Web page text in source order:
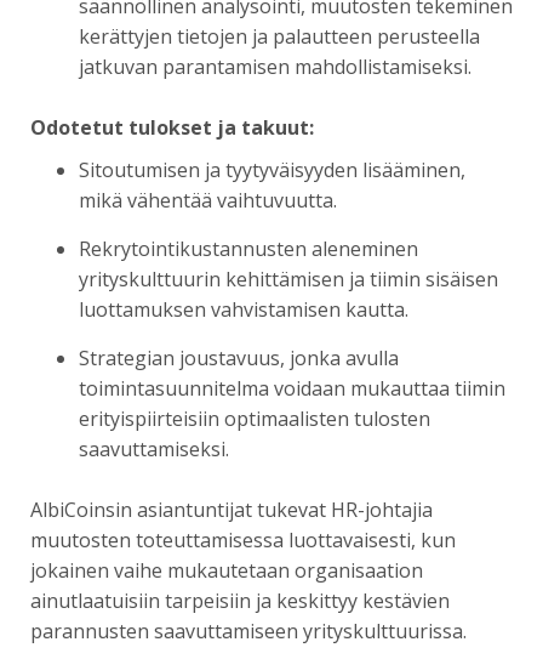
säännöllinen analysointi, muutosten tekeminen
kerättyjen tietojen ja palautteen perusteella
jatkuvan parantamisen mahdollistamiseksi.
Odotetut tulokset ja takuut:
Sitoutumisen ja tyytyväisyyden lisääminen,
mikä vähentää vaihtuvuutta.
Rekrytointikustannusten aleneminen
yrityskulttuurin kehittämisen ja tiimin sisäisen
luottamuksen vahvistamisen kautta.
Strategian joustavuus, jonka avulla
toimintasuunnitelma voidaan mukauttaa tiimin
erityispiirteisiin optimaalisten tulosten
saavuttamiseksi.
AlbiCoinsin asiantuntijat tukevat HR-johtajia
muutosten toteuttamisessa luottavaisesti, kun
jokainen vaihe mukautetaan organisaation
ainutlaatuisiin tarpeisiin ja keskittyy kestävien
parannusten saavuttamiseen yrityskulttuurissa.